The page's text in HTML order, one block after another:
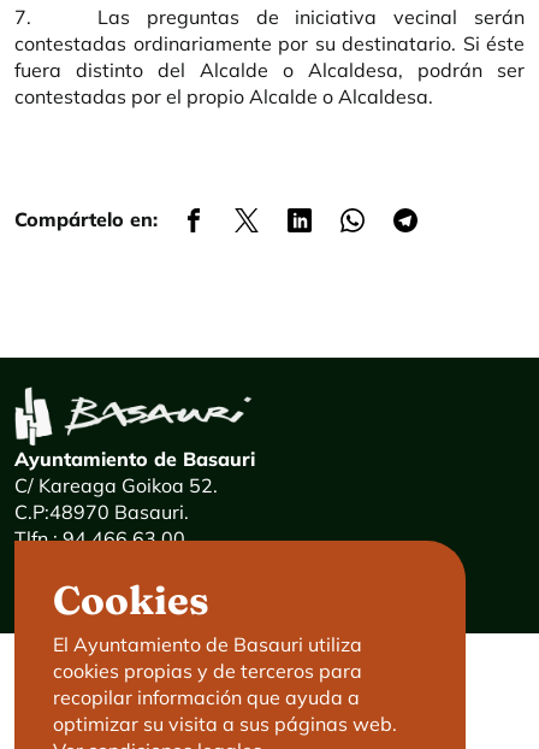
7. Las preguntas de iniciativa vecinal serán
contestadas ordinariamente por su destinatario. Si éste
fuera distinto del Alcalde o Alcaldesa, podrán ser
contestadas por el propio Alcalde o Alcaldesa.
Compártelo en:
Cookies
El Ayuntamiento de Basauri utiliza
cookies propias y de terceros para
recopilar información que ayuda a
optimizar su visita a sus páginas web.
Ayuntamiento de Basauri
C/ Kareaga Goikoa 52.
C.P:48970 Basauri.
Tlfn.: 94 466 63 00
E-mail: haz@basauri.eus
CONTACTO
Basauri le atiende
LEGAL
Aviso legal